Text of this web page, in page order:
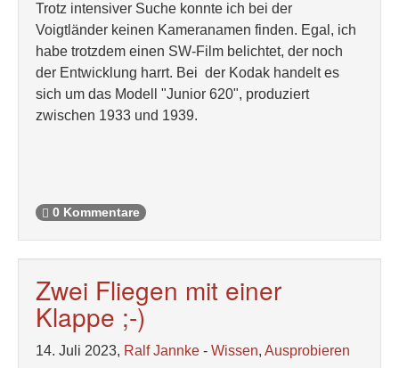
Trotz intensiver Suche konnte ich bei der
Voigtländer keinen Kameranamen finden. Egal, ich
habe trotzdem einen SW-Film belichtet, der noch
der Entwicklung harrt. Bei der Kodak handelt es
sich um das Modell "Junior 620", produziert
zwischen 1933 und 1939.
0 Kommentare
Zwei Fliegen mit einer
Klappe ;-)
14. Juli 2023, Ralf Jannke - Wissen, Ausprobieren